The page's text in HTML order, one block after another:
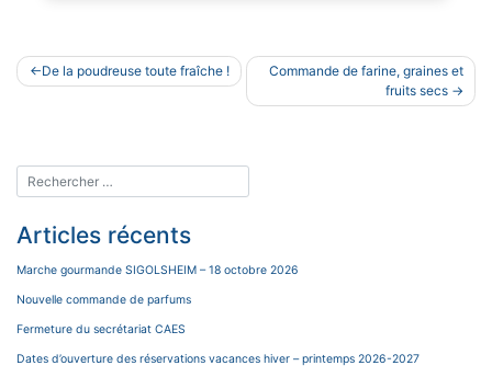
Navigation
de
De la poudreuse toute fraîche !
Commande de farine, graines et
fruits secs
Articles récents
Marche gourmande SIGOLSHEIM – 18 octobre 2026
Nouvelle commande de parfums
Fermeture du secrétariat CAES
Dates d’ouverture des réservations vacances hiver – printemps 2026-2027